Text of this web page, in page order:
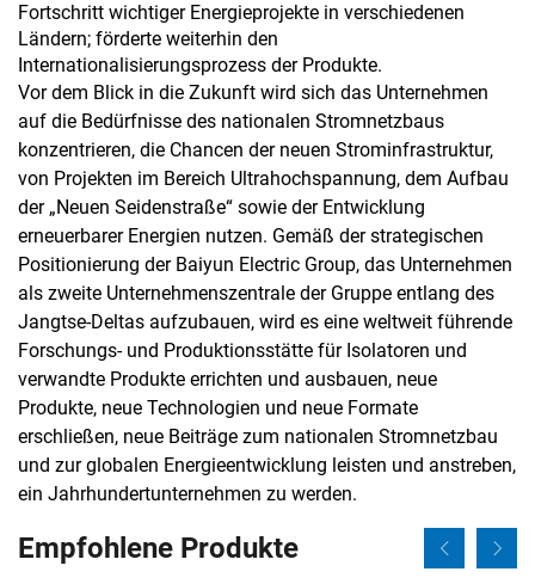
Fortschritt wichtiger Energieprojekte in verschiedenen
Ländern; förderte weiterhin den
Internationalisierungsprozess der Produkte.
Vor dem Blick in die Zukunft wird sich das Unternehmen
auf die Bedürfnisse des nationalen Stromnetzbaus
konzentrieren, die Chancen der neuen Strominfrastruktur,
von Projekten im Bereich Ultrahochspannung, dem Aufbau
der „Neuen Seidenstraße“ sowie der Entwicklung
erneuerbarer Energien nutzen. Gemäß der strategischen
Positionierung der Baiyun Electric Group, das Unternehmen
als zweite Unternehmenszentrale der Gruppe entlang des
Jangtse-Deltas aufzubauen, wird es eine weltweit führende
Forschungs- und Produktionsstätte für Isolatoren und
verwandte Produkte errichten und ausbauen, neue
Produkte, neue Technologien und neue Formate
erschließen, neue Beiträge zum nationalen Stromnetzbau
und zur globalen Energieentwicklung leisten und anstreben,
ein Jahrhundertunternehmen zu werden.
Empfohlene Produkte